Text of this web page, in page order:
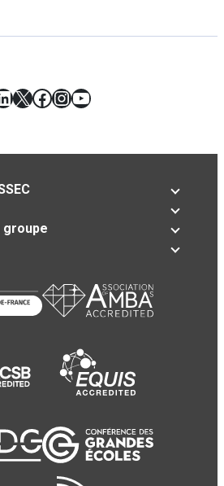
X Facebook
Instagram
YouTube